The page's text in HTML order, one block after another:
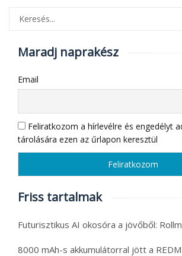
Maradj naprakész
Email
Feliratkozom a hírlevélre és engedélyt
tárolására ezen az űrlapon keresztül
Friss tartalmak
Futurisztikus AI okosóra a jövőből:
8000 mAh-s akkumulátorral jött a